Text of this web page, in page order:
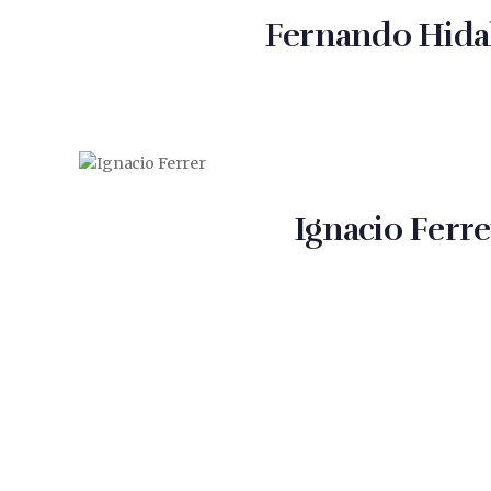
Fernando
Ignacio